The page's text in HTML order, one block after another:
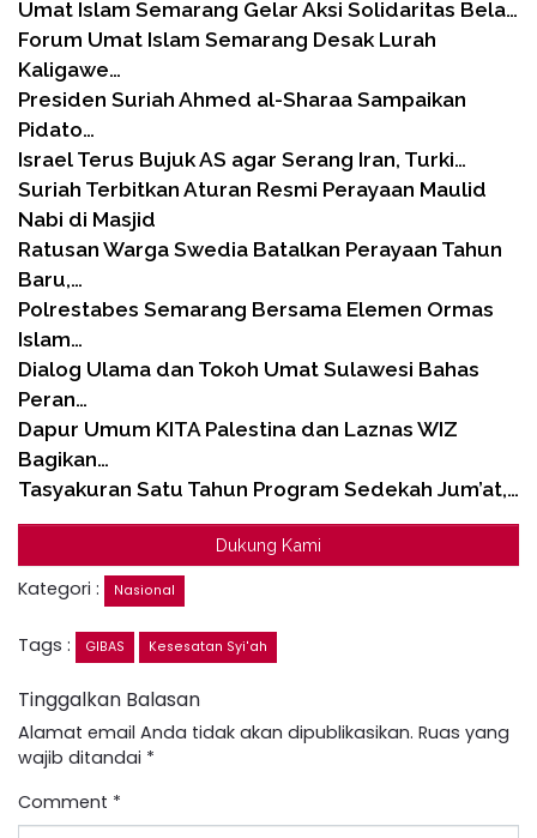
Umat Islam Semarang Gelar Aksi Solidaritas Bela…
Forum Umat Islam Semarang Desak Lurah
Kaligawe…
Presiden Suriah Ahmed al-Sharaa Sampaikan
Pidato…
Israel Terus Bujuk AS agar Serang Iran, Turki…
Suriah Terbitkan Aturan Resmi Perayaan Maulid
Nabi di Masjid
Ratusan Warga Swedia Batalkan Perayaan Tahun
Baru,…
Polrestabes Semarang Bersama Elemen Ormas
Islam…
Dialog Ulama dan Tokoh Umat Sulawesi Bahas
Peran…
Dapur Umum KITA Palestina dan Laznas WIZ
Bagikan…
Tasyakuran Satu Tahun Program Sedekah Jum’at,…
Dukung Kami
Kategori : Nasional
Tags : GIBAS Kesesatan Syi'ah
Tinggalkan Balasan
Alamat email Anda tidak akan dipublikasikan. Ruas yang
wajib ditandai *
Comment *